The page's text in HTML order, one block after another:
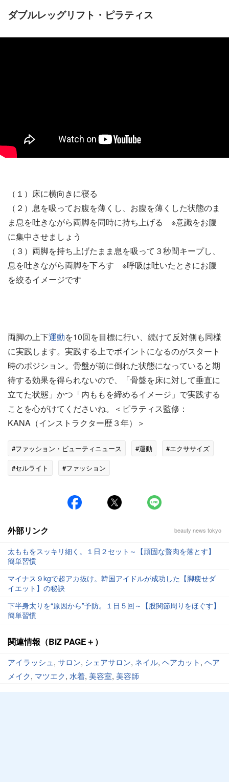
ダブルレッグリフト・ピラティス
（１）床に横向きに寝る
（２）息を吸ってお腹を薄くし、お腹を薄くした状態のま
ま息を吐きながら両脚を同時に持ち上げる ※意識をお腹
に集中させましょう
（３）両脚を持ち上げたまま息を吸って３秒間キープし、
息を吐きながら両脚を下ろす ※呼吸は吐いたときにお腹
を絞るイメージです
両脚の上下運動を10回を目標に行い、続けて反対側も同様
に実践します。実践する上でポイントになるのがスタート
時のポジション。骨盤が前に倒れた状態になっていると期
待する効果を得られないので、「骨盤を床に対して垂直に
立てた状態」かつ「内ももを締めるイメージ」で実践する
ことを心がけてくださいね。＜ピラティス監修：
KANA（インストラクター歴３年）＞
#ファッション・ビューティニュース #運動
#エクササイズ
#セルライト
#ファッション
外部リンク beauty news tokyo
太ももをスッキリ細く。１日２セット～【頑固な贅肉を落とす】
簡単習慣
マイナス９kgで超アカ抜け。韓国アイドルが成功した【脚痩せダ
イエット】の秘訣
下半身太りを“原因から”予防。１日５回～【股関節周りをほぐす】
簡単習慣
関連情報（BiZ PAGE＋）
アイラッシュ , サロン, シェアサロン, ネイル, ヘアカット, ヘア
メイク, マツエク, 水着, 美容室, 美容師